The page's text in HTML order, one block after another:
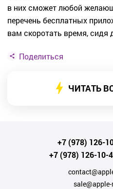
в них сможет любой
перечень бесплатных
вам скоротать время, сидя
Поделиться
ЧИТАТЬ
+7 (978) 126-
+7 (978) 126-10-